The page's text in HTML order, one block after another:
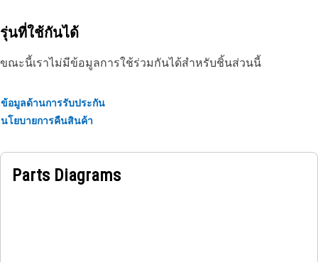
รุ่นที่ใช้กันได้
ขณะนี้เราไม่มีข้อมูลการใช้ร่วมกันได้สำหรับชิ้นส่วนนี้
ข้อมูลด้านการรับประกัน
นโยบายการคืนสินค้า
Parts Diagrams